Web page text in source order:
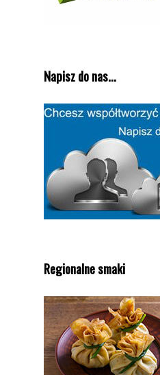
Napisz do nas...
Regionalne smaki